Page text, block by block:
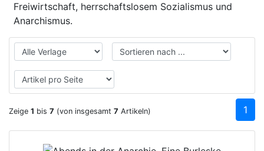
Freiwirtschaft, herrschaftslosem Sozialismus und
Anarchismus.
Zeige 1 bis 7 (von insgesamt 7 Artikeln) 1